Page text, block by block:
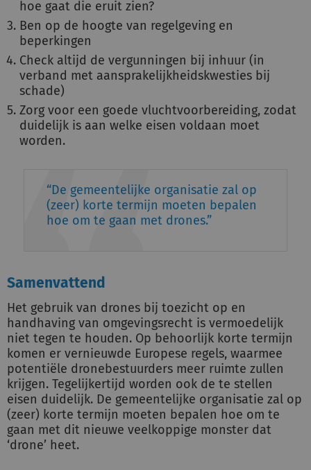
hoe gaat die eruit zien?
Ben op de hoogte van regelgeving en
beperkingen
Check altijd de vergunningen bij inhuur (in
verband met aansprakelijkheidskwesties bij
schade)
Zorg voor een goede vluchtvoorbereiding, zodat
duidelijk is aan welke eisen voldaan moet
worden.
De gemeentelijke organisatie zal op
(zeer) korte termijn moeten bepalen
hoe om te gaan met drones.
Samenvattend
Het gebruik van drones bij toezicht op en
handhaving van omgevingsrecht is vermoedelijk
niet tegen te houden. Op behoorlijk korte termijn
komen er vernieuwde Europese regels, waarmee
potentiële dronebestuurders meer ruimte zullen
krijgen. Tegelijkertijd worden ook de te stellen
eisen duidelijk. De gemeentelijke organisatie zal op
(zeer) korte termijn moeten bepalen hoe om te
gaan met dit nieuwe veelkoppige monster dat
‘drone’ heet.